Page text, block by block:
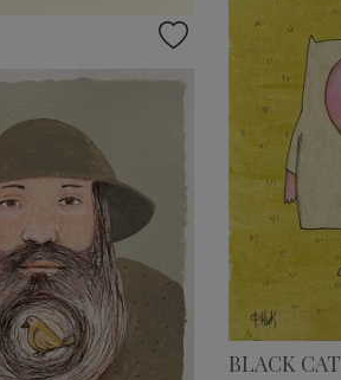
BLACK CAT